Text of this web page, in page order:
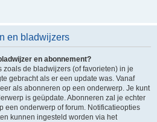
en bladwijzers
en abonnement?
zoals de bladwijzers (of favorieten) in je
gebracht als er een update was. Vanaf
als abonneren op een onderwerp. Je kunt
is geüpdate. Abonneren zal je echter
een onderwerp of forum. Notificatieopties
kunnen ingesteld worden via het